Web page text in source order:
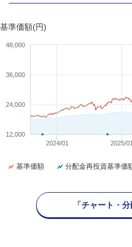
基準価額(円)
2024/01 2025/01
12,000
24,000
36,000
48,000
基準価額 分配金再投資基準価
「チャート・